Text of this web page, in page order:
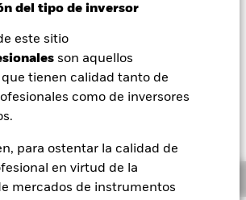
del tipo de inversor
este sitio
son aquellos
que tienen calidad tanto de
como de inversores
para ostentar la calidad de
en virtud de la
mercados de instrumentos
a 05 ago 2026
general